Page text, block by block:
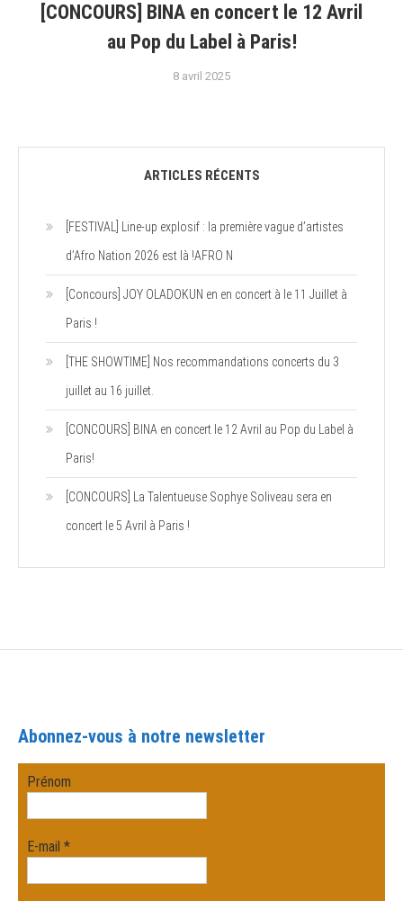
[CONCOURS] BINA en concert le 12 Avril
au Pop du Label à Paris!
8 avril 2025
ARTICLES RÉCENTS
[FESTIVAL] Line-up explosif : la première vague d’artistes
d’Afro Nation 2026 est là !AFRO N
[Concours] JOY OLADOKUN en en concert à le 11 Juillet à
Paris !
[THE SHOWTIME] Nos recommandations concerts du 3
juillet au 16 juillet.
[CONCOURS] BINA en concert le 12 Avril au Pop du Label à
Paris!
[CONCOURS] La Talentueuse Sophye Soliveau sera en
concert le 5 Avril à Paris !
Abonnez-vous à notre newsletter
Prénom
E-mail*